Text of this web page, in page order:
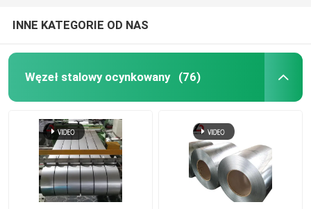
INNE KATEGORIE OD NAS
Węzeł stalowy ocynkowany (76)